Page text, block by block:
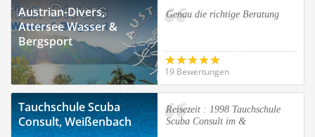
Austrian-Divers,
Attersee Wasser &
Bergsport
Genau die richtige Beratung
19 Bewertungen
Tauchschule Scuba
Consult, Weißenbach
Reisezeit : 1998 Tauchschule
Scuba Consult im &